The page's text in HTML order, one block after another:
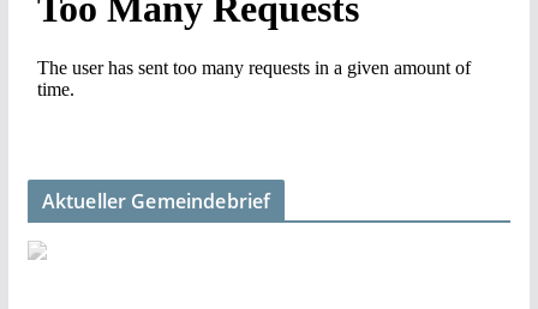
Aktueller Gemeindebrief